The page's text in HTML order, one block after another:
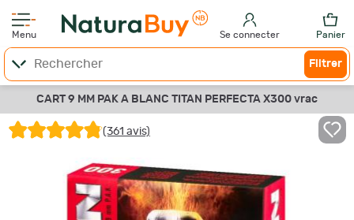
Menu Se connecter Panier
Filtrer
CART 9 MM PAK A BLANC TITAN PERFECTA X300 vrac
(361 avis)